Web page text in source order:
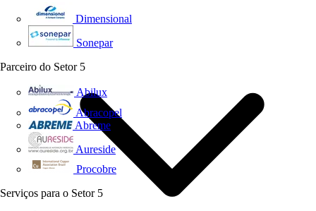
Dimensional
Sonepar
Parceiro do Setor 5
Abilux
Abracopel
Abreme
Aureside
Procobre
Serviços para o Setor 5